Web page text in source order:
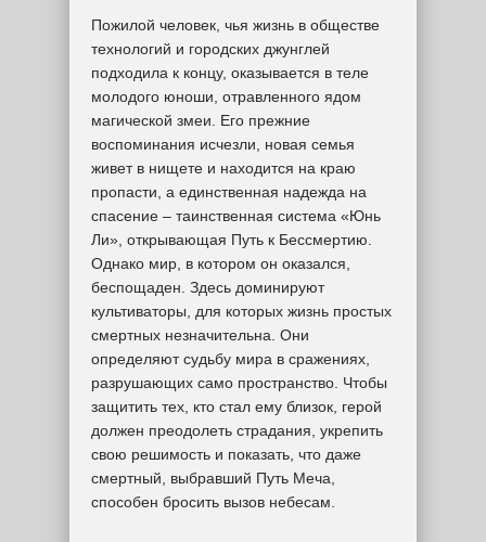
Пожилой человек, чья жизнь в обществе
технологий и городских джунглей
подходила к концу, оказывается в теле
молодого юноши, отравленного ядом
магической змеи. Его прежние
воспоминания исчезли, новая семья
живет в нищете и находится на краю
пропасти, а единственная надежда на
спасение – таинственная система «Юнь
Ли», открывающая Путь к Бессмертию.
Однако мир, в котором он оказался,
беспощаден. Здесь доминируют
культиваторы, для которых жизнь простых
смертных незначительна. Они
определяют судьбу мира в сражениях,
разрушающих само пространство. Чтобы
защитить тех, кто стал ему близок, герой
должен преодолеть страдания, укрепить
свою решимость и показать, что даже
смертный, выбравший Путь Меча,
способен бросить вызов небесам.